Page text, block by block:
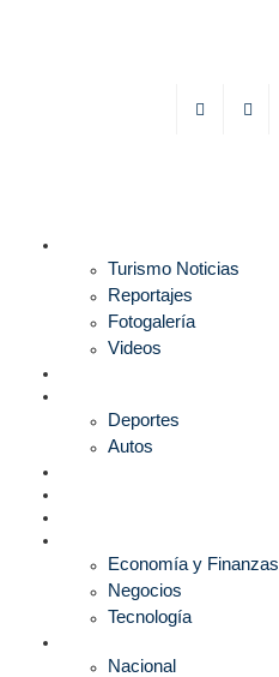
Turismo Noticias
Reportajes
Fotogalería
Videos
Deportes
Autos
Economía y Finanzas
Negocios
Tecnología
Nacional